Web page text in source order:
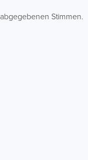
abgegebenen Stimmen.